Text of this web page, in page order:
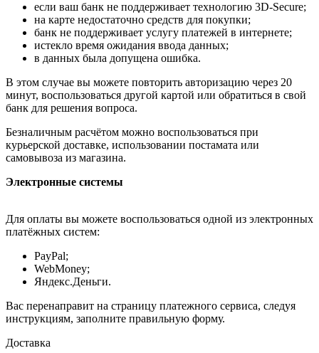
если ваш банк не поддерживает технологию 3D-Secure;
на карте недостаточно средств для покупки;
банк не поддерживает услугу платежей в интернете;
истекло время ожидания ввода данных;
в данных была допущена ошибка.
В этом случае вы можете повторить авторизацию через 20
минут, воспользоваться другой картой или обратиться в свой
банк для решения вопроса.
Безналичным расчётом можно воспользоваться при
курьерской доставке, использовании постамата или
самовывоза из магазина.
Электронные системы
Для оплаты вы можете воспользоваться одной из электронных
платёжных систем:
PayPal;
WebMoney;
Яндекс.Деньги.
Вас перенаправит на страницу платежного сервиса, следуя
инструкциям, заполните правильную форму.
Доставка